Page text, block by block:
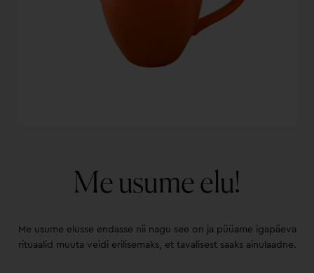
Me usume elu!
Me usume elusse endasse nii nagu see on ja püüame igapäeva
rituaalid muuta veidi erilisemaks, et tavalisest saaks ainulaadne.